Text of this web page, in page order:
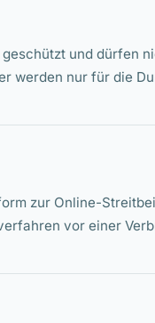
und dürfen
werden nur für die
zur Online-
vor einer